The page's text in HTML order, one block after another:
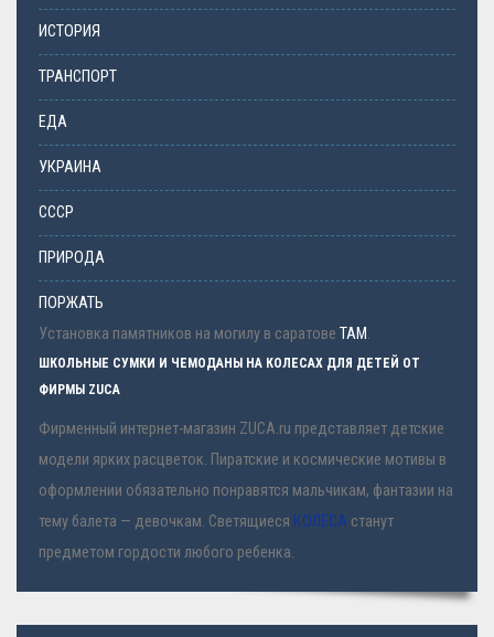
ИСТОРИЯ
ТРАНСПОРТ
ЕДА
УКРАИНА
СССР
ПРИРОДА
ПОРЖАТЬ
Установка памятников на могилу в саратове ТАМ.
ШКОЛЬНЫЕ СУМКИ И ЧЕМОДАНЫ НА КОЛЕСАХ ДЛЯ ДЕТЕЙ ОТ
ФИРМЫ ZUCA
Фирменный интернет-магазин ZUCA.ru представляет детские
модели ярких расцветок. Пиратские и космические мотивы в
оформлении обязательно понравятся мальчикам, фантазии на
тему балета — девочкам. Светящиеся КОЛЕСА станут
предметом гордости любого ребенка.